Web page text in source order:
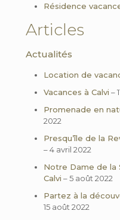
Résidence
Articles
Actualités
Location de
Vacances à Calvi –
Promenade en
2022
Presqu’île de la
– 4 avril 2022
Notre Dame de la
Calvi – 5 août 2022
Partez à la
15 août 2022